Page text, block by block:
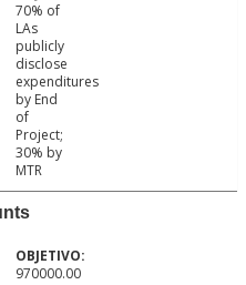
70% of
LAs
publicly
disclose
expenditures
by End
of
Project;
30% by
MTR
970000.00